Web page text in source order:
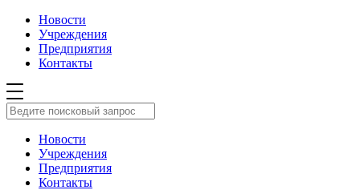
Новости
Учреждения
Предприятия
Контакты
Новости
Учреждения
Предприятия
Контакты